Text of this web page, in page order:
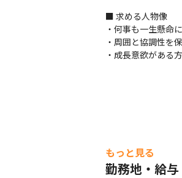
■ 求める人物像
・何事も一生懸命
・周囲と協調性を
・成長意欲がある方
もっと見る
勤務地・給